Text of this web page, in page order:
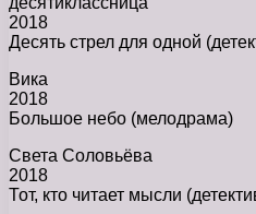
2018
Десять стрел для одной
Вика
2018
Большое небо (мелодрама)
Света Соловьёва
2018
Тот, кто читает мысли